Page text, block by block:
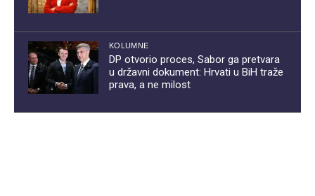
KOLUMNE
DP otvorio proces, Sabor ga pretvara
u državni dokument: Hrvati u BiH traže
prava, a ne milost